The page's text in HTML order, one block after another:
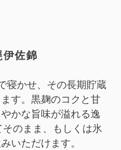
佐錦
寝かせ、その長期貯蔵
す。黒麹のコクと甘
かな旨味が溢れる逸
のまま、もしくは氷
いただけます。